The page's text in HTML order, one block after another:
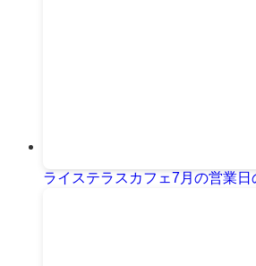
ライステラスカフェ7月の営業日